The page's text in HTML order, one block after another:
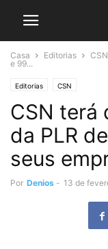
Casa Editorias CSN
e 99...
Editorias CSN
CSN terá
da PLR
seus
Por Denios - 13 de